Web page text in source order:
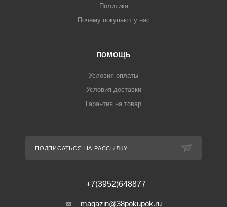
Политика
Почему покупают у нас
ПОМОЩЬ
Условия оплаты
Условия доставки
Гарантия на товар
ПОДПИСАТЬСЯ НА РАССЫЛКУ
+7(3952)648877
magazin@38pokupok.ru